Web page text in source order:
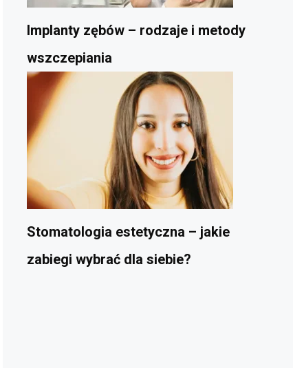
Implanty zębów – rodzaje i metody
wszczepiania
Stomatologia estetyczna – jakie
zabiegi wybrać dla siebie?